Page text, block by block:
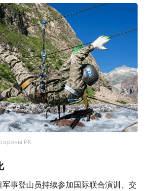
РК
事登山员持续参加国际联合演训、交